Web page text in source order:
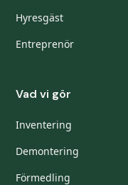
Hyresgäst
Entreprenör
Vad vi gör
Inventering
Demontering
Förmedling